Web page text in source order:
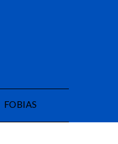
FOBIAS